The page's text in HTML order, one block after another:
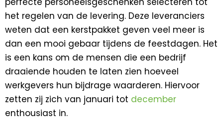
het regelen van de levering. Deze leveranciers
weten dat een kerstpakket geven veel meer is
dan een mooi gebaar tijdens de feestdagen. Het
is een kans om de mensen die een bedrijf
draaiende houden te laten zien hoeveel
werkgevers hun bijdrage waarderen. Hiervoor
zetten zij zich van januari tot december
enthousiast in.